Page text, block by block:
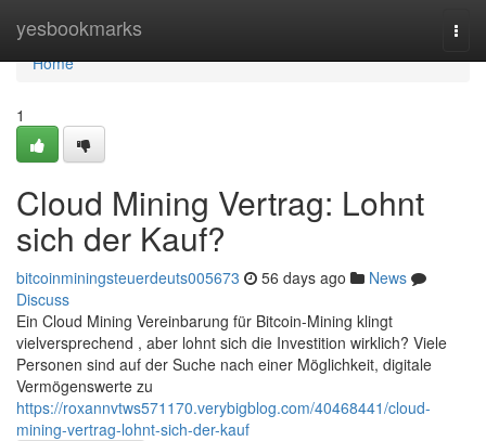
yesbookmarks
Home
Home
1
Cloud Mining Vertrag: Lohnt
sich der Kauf?
bitcoinminingsteuerdeuts005673 56 days ago
News
Discuss
Ein Cloud Mining Vereinbarung für Bitcoin-Mining klingt
vielversprechend , aber lohnt sich die Investition wirklich? Viele
Personen sind auf der Suche nach einer Möglichkeit, digitale
Vermögenswerte zu
https://roxannvtws571170.verybigblog.com/40468441/cloud-
mining-vertrag-lohnt-sich-der-kauf